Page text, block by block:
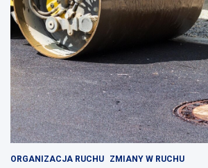
ORGANIZACJA RUCHU ZMIANY W RUCHU